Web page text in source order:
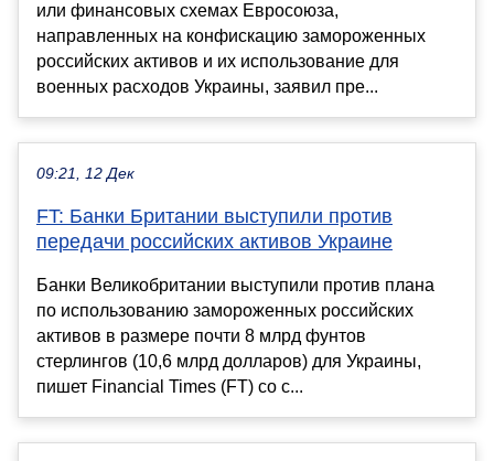
или финансовых схемах Евросоюза,
направленных на конфискацию замороженных
российских активов и их использование для
военных расходов Украины, заявил пре...
09:21, 12 Дек
FT: Банки Британии выступили против
передачи российских активов Украине
Банки Великобритании выступили против плана
по использованию замороженных российских
активов в размере почти 8 млрд фунтов
стерлингов (10,6 млрд долларов) для Украины,
пишет Financial Times (FT) со с...